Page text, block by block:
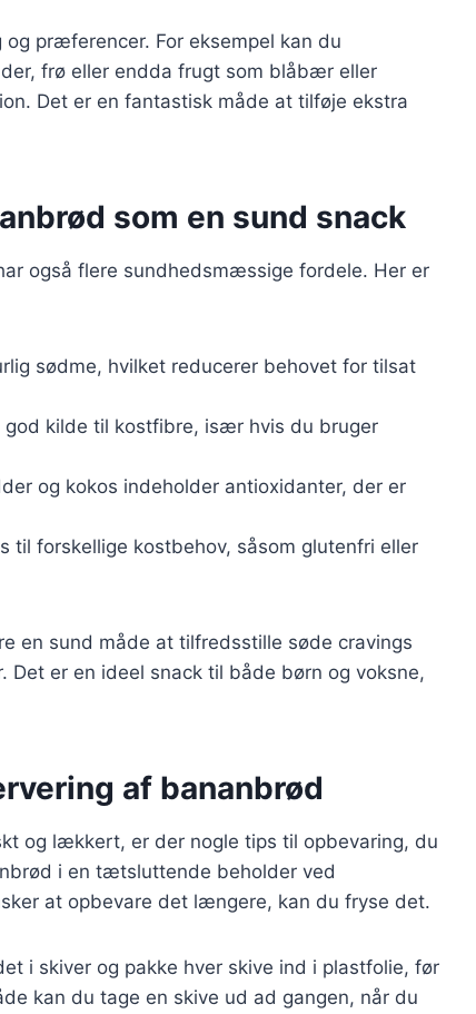
præferencer. For eksempel kan du
frø eller endda frugt som blåbær eller
Det er en fantastisk måde at tilføje ekstra
som en sund snack
også flere sundhedsmæssige fordele. Her er
sødme, hvilket reducerer behovet for tilsat
kilde til kostfibre, især hvis du bruger
og kokos indeholder antioxidanter, der er
til forskellige kostbehov, såsom glutenfri eller
en sund måde at tilfredsstille søde cravings
er en ideel snack til både børn og voksne,
af bananbrød
og lækkert, er der nogle tips til opbevaring, du
i en tætsluttende beholder ved
at opbevare det længere, kan du fryse det.
i skiver og pakke hver skive ind i plastfolie, før
kan du tage en skive ud ad gangen, når du